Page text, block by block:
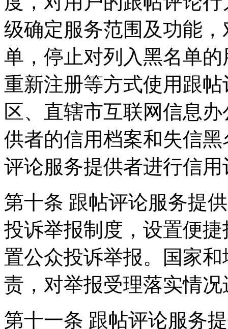
级确定服务范围及功能
单，停止对列入黑名单
重新注册等方式使用跟
区、直辖市互联网信息
供者的信用档案和失信
评论服务提供者进行信用
第十条 跟帖评论服务提
投诉举报制度，设置便
置公众投诉举报。国家
责，对举报受理落实情
第十一条 跟帖评论服务